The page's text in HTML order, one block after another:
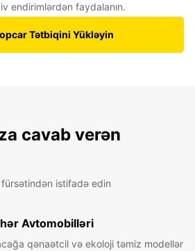
endirimlərdən faydalanın.
Tətbiqini Yükləyin
cavab verən
fürsətindən istifadə edin
Avtomobilləri
qənaətcil və ekoloji təmiz modellər